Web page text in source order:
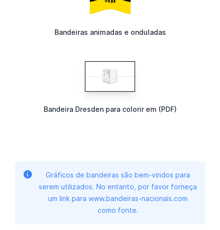
Bandeiras animadas e onduladas
Bandeira Dresden para colorir em (PDF)
Gráficos de bandeiras são bem-vindos para
serem utilizados. No entanto, por favor forneça
um link para www.bandeiras-nacionais.com
como fonte.